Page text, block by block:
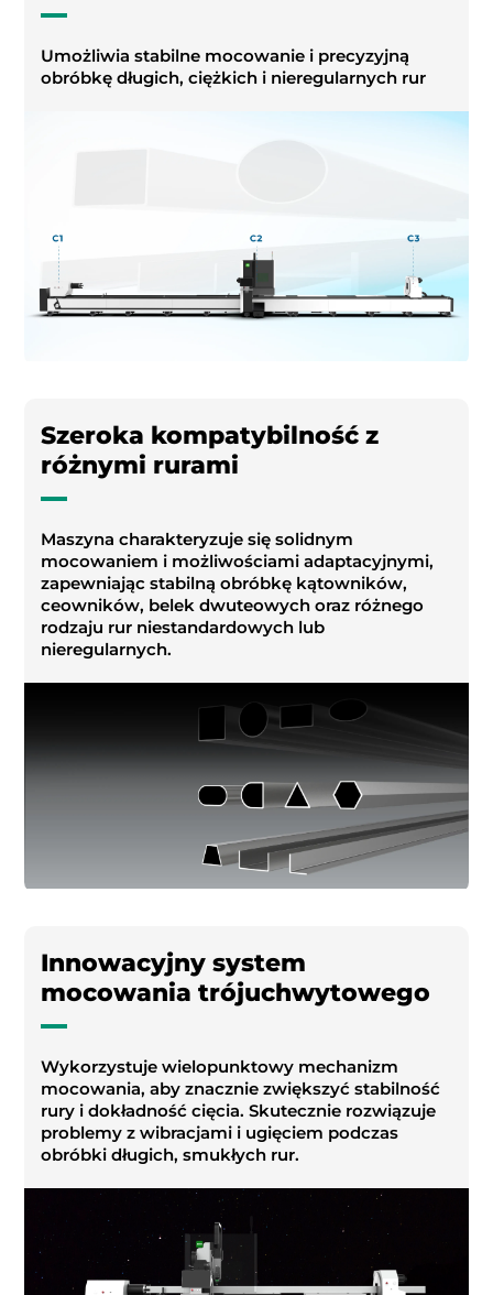
Umożliwia stabilne mocowanie i precyzyjną
obróbkę długich, ciężkich i nieregularnych rur
Szeroka kompatybilność z
różnymi rurami
Maszyna charakteryzuje się solidnym
mocowaniem i możliwościami adaptacyjnymi,
zapewniając stabilną obróbkę kątowników,
ceowników, belek dwuteowych oraz różnego
rodzaju rur niestandardowych lub
nieregularnych.
Innowacyjny system
mocowania trójuchwytowego
Wykorzystuje wielopunktowy mechanizm
mocowania, aby znacznie zwiększyć stabilność
rury i dokładność cięcia. Skutecznie rozwiązuje
problemy z wibracjami i ugięciem podczas
obróbki długich, smukłych rur.